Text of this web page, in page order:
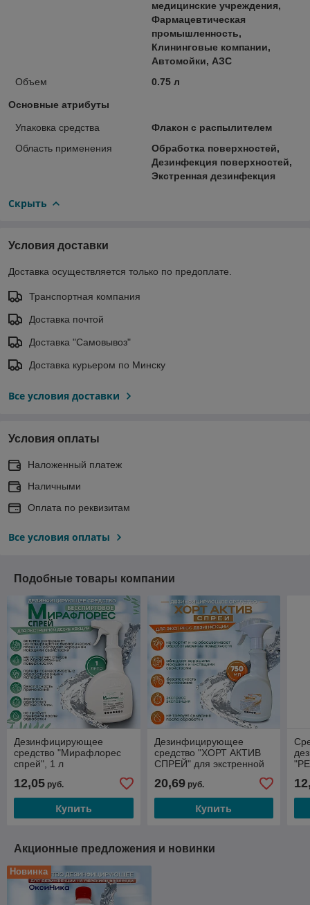
медицинские учреждения,
Фармацевтическая
промышленность,
Клининговые компании,
Автомойки, АЗС
Объем
0.75 л
Основные атрибуты
Упаковка средства
Флакон с распылителем
Область применения
Обработка поверхностей,
Дезинфекция поверхностей,
Экстренная дезинфекция
Скрыть
Условия доставки
Доставка осуществляется только по предоплате.
Транспортная компания
Доставка почтой
Доставка "Самовывоз"
Доставка курьером по Минску
Все условия доставки
Условия оплаты
Наложенный платеж
Наличными
Оплата по реквизитам
Все условия оплаты
Подобные товары компании
Дезинфицирующее
средство "Мирафлорес
спрей", 1 л
12,05 руб.
Купить
Дезинфицирующее
средство "ХОРТ АКТИВ
СПРЕЙ" для экстренной
20,69руб.
Купить
Акционные предложения и новинки
Новинка